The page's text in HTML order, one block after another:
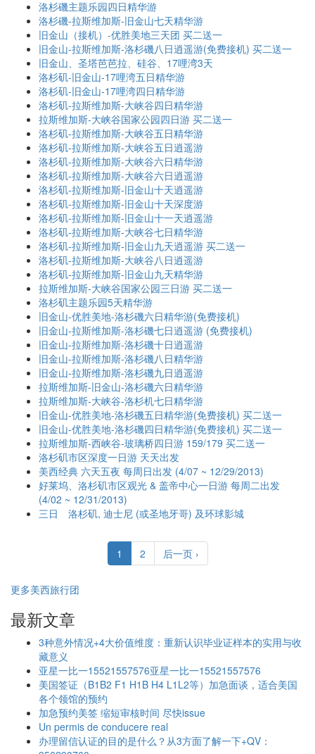
洛杉磯主题乐园四日精华游
洛杉磯-拉斯维加斯-旧金山七天精华游
旧金山（接机）-优胜美地三天团 买二送一
旧金山-拉斯维加斯-洛杉磯八日逍遥游(免费接机) 买二送一
旧金山、圣塔芭芭拉、硅谷、17哩湾3天
洛杉矶-旧金山-17哩湾五日精华游
洛杉矶-旧金山-17哩湾四日精华游
洛杉矶-拉斯维加斯-大峡谷四日精华游
拉斯维加斯-大峡谷国家公园四日游 买二送一
洛杉矶-拉斯维加斯-大峡谷五日精华游
洛杉矶-拉斯维加斯-大峡谷五日逍遥游
洛杉矶-拉斯维加斯-大峡谷六日精华游
洛杉矶-拉斯维加斯-大峡谷六日逍遥游
洛杉矶-拉斯维加斯-旧金山十天逍遥游
洛杉矶-拉斯维加斯-旧金山十天深度游
洛杉矶-拉斯维加斯-旧金山十一天逍遥游
洛杉矶-拉斯维加斯-大峡谷七日精华游
洛杉矶-拉斯维加斯-旧金山九天逍遥游 买二送一
洛杉矶-拉斯维加斯-大峡谷八日逍遥游
洛杉矶-拉斯维加斯-旧金山九天精华游
拉斯维加斯-大峡谷国家公园三日游 买二送一
洛杉矶主题乐园5天精华游
旧金山-优胜美地-洛杉磯六日精华游(免费接机)
旧金山-拉斯维加斯-洛杉磯七日逍遥游 (免费接机)
旧金山-拉斯维加斯-洛杉磯十日逍遥游
旧金山-拉斯维加斯-洛杉磯八日精华游
旧金山-拉斯维加斯-洛杉磯九日逍遥游
拉斯维加斯-旧金山-洛杉磯六日精华游
拉斯维加斯-大峡谷-洛杉机七日精华游
旧金山-优胜美地-洛杉磯五日精华游(免费接机) 买二送一
旧金山-优胜美地-洛杉磯四日精华游(免费接机) 买二送一
拉斯维加斯-西峡谷-玻璃桥四日游 159/179 买二送一
洛杉矶市区深度一日游 天天出发
美西经典 六天五夜 每周日出发 (4/07 ~ 12/29/2013)
好莱坞、洛杉矶市区观光 & 盖帝中心一日游 每周二出发
(4/02 ~ 12/31/2013)
三日 洛杉矶, 迪士尼 (或圣地牙哥) 及环球影城
1 2 后一页 ›
更多美西旅行团
最新文章
3种意外情况+4大价值维度：重新认识毕业证样本的实用与收
藏意义
亚星一比一15521557576亚星一比一15521557576
美国签证（B1B2 F1 H1B H4 L1L2等）加急面谈，适合美国
各个领馆的预约
加急预约美签 缩短审核时间 尽快issue
Un permis de conducere real
办理留信认证的目的是什么？从3方面了解一下+QV：